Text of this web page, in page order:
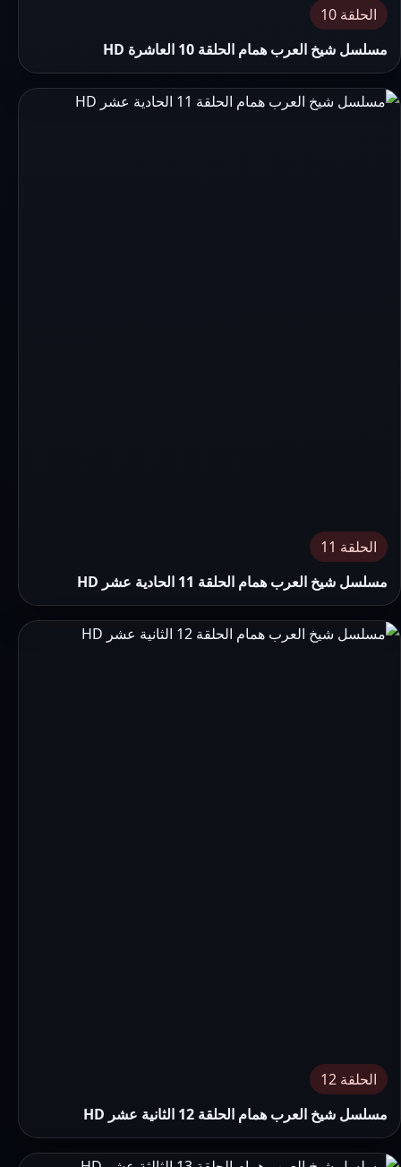
الحلقة 10
مسلسل شيخ العرب همام الحلقة 10 العاشرة HD
الحلقة 11
مسلسل شيخ العرب همام الحلقة 11 الحادية عشر HD
الحلقة 12
مسلسل شيخ العرب همام الحلقة 12 الثانية عشر HD